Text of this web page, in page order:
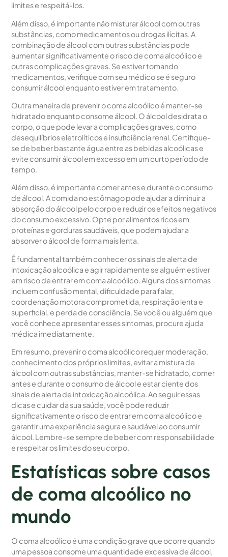
limites e respeitá-los.
Além disso, é importante não misturar álcool com outras
substâncias, como medicamentos ou drogas ilícitas. A
combinação de álcool com outras substâncias pode
aumentar significativamente o risco de coma alcoólico e
outras complicações graves. Se estiver tomando
medicamentos, verifique com seu médico se é seguro
consumir álcool enquanto estiver em tratamento.
Outra maneira de prevenir o coma alcoólico é manter-se
hidratado enquanto consome álcool. O álcool desidrata o
corpo, o que pode levar a complicações graves, como
desequilíbrios eletrolíticos e insuficiência renal. Certifique-
se de beber bastante água entre as bebidas alcoólicas e
evite consumir álcool em excesso em um curto período de
tempo.
Além disso, é importante comer antes e durante o consumo
de álcool. A comida no estômago pode ajudar a diminuir a
absorção do álcool pelo corpo e reduzir os efeitos negativos
do consumo excessivo. Opte por alimentos ricos em
proteínas e gorduras saudáveis, que podem ajudar a
absorver o álcool de forma mais lenta.
É fundamental também conhecer os sinais de alerta de
intoxicação alcoólica e agir rapidamente se alguém estiver
em risco de entrar em coma alcoólico. Alguns dos sintomas
incluem confusão mental, dificuldade para falar,
coordenação motora comprometida, respiração lenta e
superficial, e perda de consciência. Se você ou alguém que
você conhece apresentar esses sintomas, procure ajuda
médica imediatamente.
Em resumo, prevenir o coma alcoólico requer moderação,
conhecimento dos próprios limites, evitar a mistura de
álcool com outras substâncias, manter-se hidratado, comer
antes e durante o consumo de álcool e estar ciente dos
sinais de alerta de intoxicação alcoólica. Ao seguir essas
dicas e cuidar da sua saúde, você pode reduzir
significativamente o risco de entrar em coma alcoólico e
garantir uma experiência segura e saudável ao consumir
álcool. Lembre-se sempre de beber com responsabilidade
e respeitar os limites do seu corpo.
Estatísticas sobre casos
de coma alcoólico no
mundo
O coma alcoólico é uma condição grave que ocorre quando
uma pessoa consome uma quantidade excessiva de álcool,